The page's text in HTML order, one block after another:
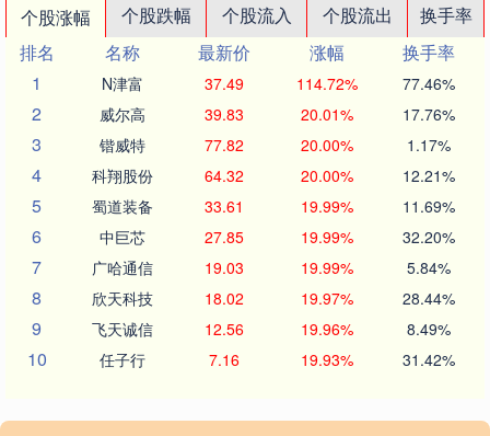
个股涨幅 个股跌幅 个股流入 个股流出
换手率
排名
名称 最新价 涨幅
换手率
1
N津富 37.49 114.72% 77.46%
2 威尔高 39.83 20.01% 17.76%
3 锴威特 77.82 20.00% 1.17%
4 科翔股份 64.32 20.00% 12.21%
5 蜀道装备 33.61 19.99% 11.69%
6 中巨芯 27.85 19.99% 32.20%
7 广哈通信 19.03 19.99% 5.84%
8 欣天科技 18.02 19.97% 28.44%
9 飞天诚信 12.56 19.96% 8.49%
10 任子行 7.16 19.93% 31.42%